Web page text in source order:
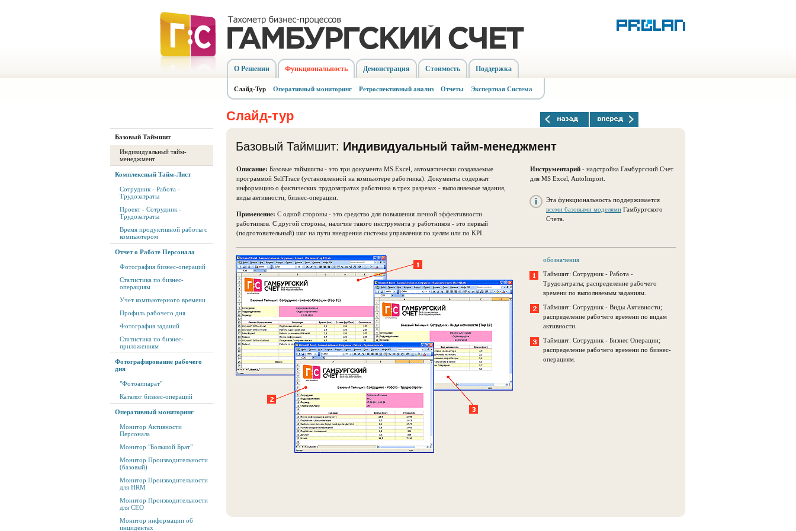
О Решении Функциональность Демонстрация Стоимость Поддержка
Слайд-Тур Оперативный мониторинг Ретроспективный анализ Отчеты Экспертная Система
Слайд-тур
Базовый Таймшит
Индивидуальный тайм-
менеджмент
Комплексный Тайм-Лист
Сотрудник - Работа -
Трудозатраты
Проект - Сотрудник -
Трудозатраты
Время продуктивной работы с
компьютером
Отчет о Работе Персонала
Фотография бизнес-операций
Статистика по бизнес-
операциям
Учет компьютерного времени
Профиль рабочего дня
Фотография заданий
Статистика по бизнес-
приложениям
Фотографирование рабочего
дня
"Фотоаппарат"
Каталог бизнес-операций
Оперативный мониторинг
Монитор Активности
Персонала
Монитор "Большой Брат"
Монитор Производительности
(базовый)
Монитор Производительности
для HRM
Монитор Производительности
для CEO
Монитор информации об
инцидентах
Базовый Таймшит: Индивидуальный тайм-менеджмент
Описание: Базовые таймшиты - это три документа MS Excel, автоматически создаваемые
программой SelfTrace (установленной на компьютере работника). Документы содержат
информацию о фактических трудозатратах работника в трех разрезах - выполняемые задания,
виды активности, бизнес-операции.
Применение: С одной стороны - это средство для повышения личной эффективности
работников. С другой стороны, наличие такого инструмента у работников - это первый
(подготовительный) шаг на пути внедрения системы управления по целям или по KPI.
Инструментарий - надстройка Гамбургский Счет
для MS Excel, AutoImport.
Эта функциональность поддерживается
всеми базовыми моделями Гамбургского
Счета.
обозначения
Таймшит: Сотрудник - Работа -
Трудозатраты; распределение рабочего
времени по выполняемым заданиям.
Таймшит: Сотрудник - Виды Активности;
распределение рабочего времени по видам
активности.
Таймшит: Сотрудник - Бизнес Операции;
распределение рабочего времени по бизнес-
операциям.